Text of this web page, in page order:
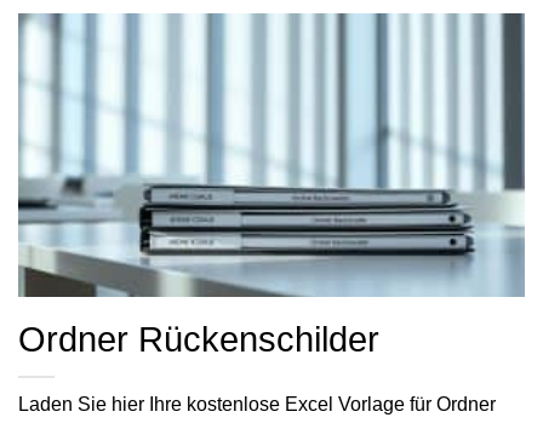
Ordner Rückenschilder
Laden Sie hier Ihre kostenlose Excel Vorlage für Ordner